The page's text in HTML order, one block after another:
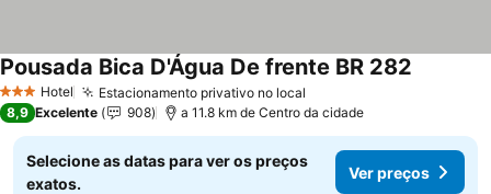
3 EstrelasHotel Estacionamento privativo no local
Pousada Bica D'Água De frente BR 282
8,9 Excelente 908 a 11.8 km de Centro da cidade
Selecione as datas para ver os preços
exatos.
Ver preços